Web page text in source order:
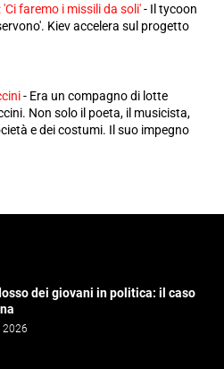
faremo i missili da soli'- Il tycoon
Kiev accelera sul progetto
- Era un compagno di lotte
Non solo il poeta, il musicista,
e dei costumi. Il suo impegno
dei giovani in politica: il caso
2026